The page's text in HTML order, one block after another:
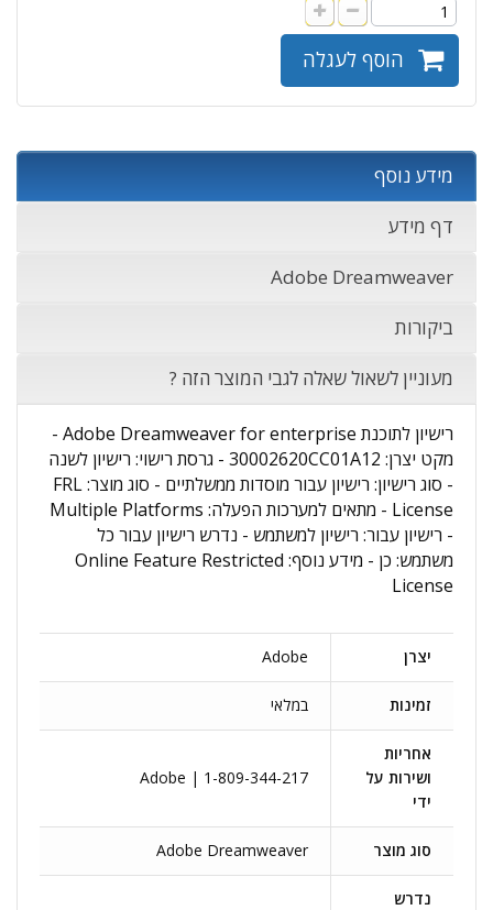
הוסף לעגלה
מידע נוסף
דף מידע
Adobe Dreamweaver
ביקורות
מעוניין לשאול שאלה לגבי המוצר הזה ?
רישיון לתוכנת Adobe Dreamweaver for enterprise -
מקט יצרן: 30002620CC01A12 - גרסת רישוי: רישיון לשנה
- סוג רישיון: רישיון עבור מוסדות ממשלתיים - סוג מוצר: FRL
License - מתאים למערכות הפעלה: Multiple Platforms
- רישיון עבור: רישיון למשתמש - נדרש רישיון עבור כל
משתמש: כן - מידע נוסף: Online Feature Restricted
License
יצרן Adobe
זמינות במלאי
אחריות
ושירות על
ידי
Adobe | 1-809-344-217
סוג מוצר Adobe Dreamweaver
נדרש